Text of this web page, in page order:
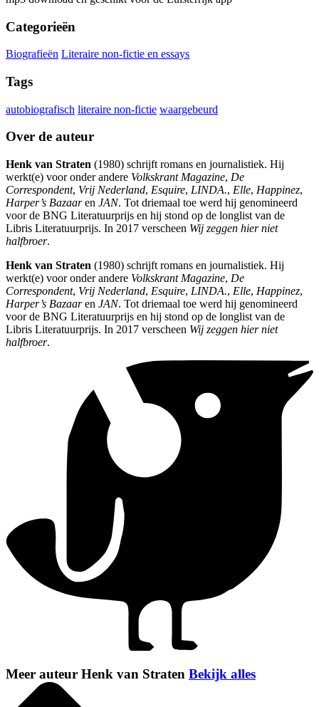
Categorieën
Biografieën Literaire non-fictie en essays
Tags
autobiografisch literaire non-fictie waargebeurd
Over de auteur
Henk van Straten (1980) schrijft romans en journalistiek. Hij
werkt(e) voor onder andere Volkskrant Magazine, De
Correspondent, Vrij Nederland, Esquire, LINDA., Elle, Happinez,
Harper’s Bazaaren JAN. Tot driemaal toe werd hij genomineerd
voor de BNG Literatuurprijs en hij stond op de longlist van de
Libris Literatuurprijs. In 2017 verscheen Wij zeggen hier niet
halfbroer.
Henk van Straten (1980) schrijft romans en journalistiek. Hij
werkt(e) voor onder andere Volkskrant Magazine, De
Correspondent, Vrij Nederland, Esquire, LINDA., Elle, Happinez,
Harper’s Bazaaren JAN. Tot driemaal toe werd hij genomineerd
voor de BNG Literatuurprijs en hij stond op de longlist van de
Libris Literatuurprijs. In 2017 verscheen Wij zeggen hier niet
halfbroer.
Meer auteur Henk van Straten Bekijk alles